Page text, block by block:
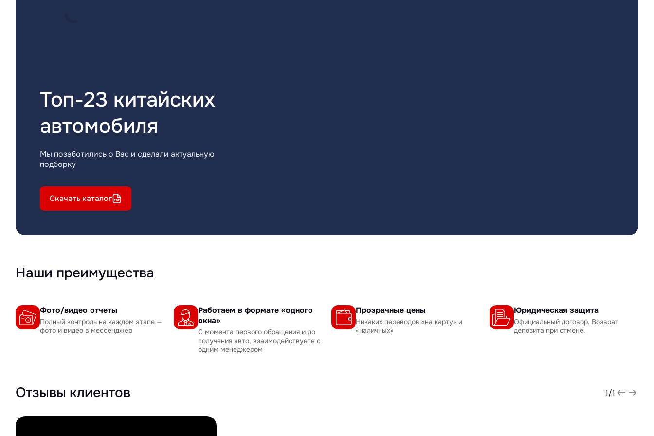
Топ-23 китайских
автомобиля
Мы позаботились о Вас и сделали актуальную
подборку
Скачать каталог
Наши преимущества
Фото/видео отчеты
Полный контроль на каждом этапе —
фото и видео в мессенджер
Работаем в формате «одного
окна»
С момента первого обращения и до
получения авто, взаимодействуете с
одним менеджером
Прозрачные цены
Никаких переводов «на карту» и
«наличных»
Юридическая защита
Официальный договор. Возврат
депозита при отмене.
Отзывы клиентов 1/1